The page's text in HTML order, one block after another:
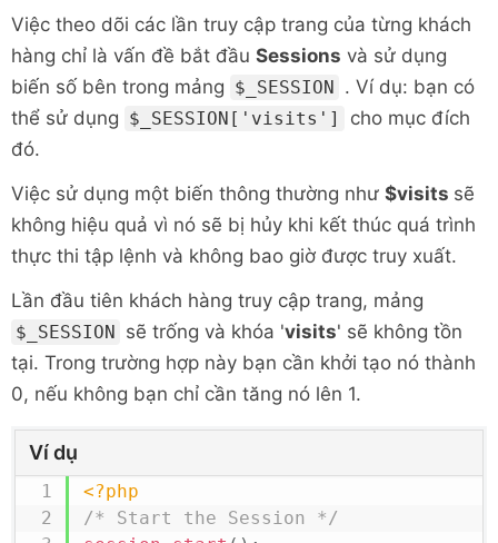
Việc theo dõi các lần truy cập trang của từng khách
hàng chỉ là vấn đề bắt đầu Sessions và sử dụng
biến số bên trong mảng $_SESSION . Ví dụ: bạn có
thể sử dụng $_SESSION['visits']
cho mục đích
đó.
Việc sử dụng một biến thông thường như $visits sẽ
không hiệu quả vì nó sẽ bị hủy khi kết thúc quá trình
thực thi tập lệnh và không bao giờ được truy xuất.
Lần đầu tiên khách hàng truy cập trang, mảng
$_SESSION sẽ trống và khóa 'visits' sẽ không tồn
tại. Trong trường hợp này bạn cần khởi tạo nó thành
0, nếu không bạn chỉ cần tăng nó lên 1.
Ví dụ
<?php
/* Start the Session */